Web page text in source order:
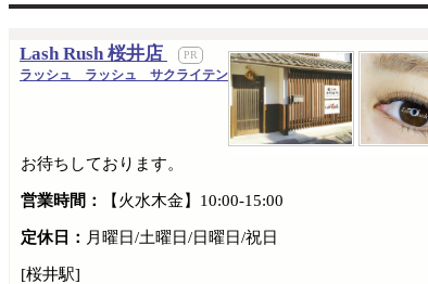
Lash Rush 桜井店
ラッシュ ラッシュ サクライテン
お待ちしております。
営業時間： 【火水木金】10:00-15:00
定休日： 月曜日/土曜日/日曜日/祝日
[桜井駅]